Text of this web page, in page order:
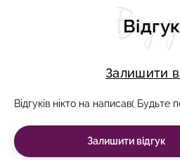
Залишити
Відгуків нікто на написав( Будьте
Залишити відгук